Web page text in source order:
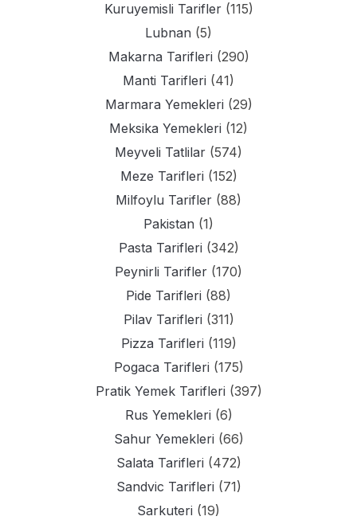
Kuruyemisli Tarifler(115)
Lubnan (5)
Makarna Tarifleri (290)
Manti Tarifleri (41)
Marmara Yemekleri (29)
Meksika Yemekleri (12)
Meyveli Tatlilar (574)
Meze Tarifleri (152)
Milfoylu Tarifler (88)
Pakistan (1)
Pasta Tarifleri (342)
Peynirli Tarifler (170)
Pide Tarifleri (88)
Pilav Tarifleri (311)
Pizza Tarifleri (119)
Pogaca Tarifleri (175)
Pratik Yemek Tarifleri (397)
Rus Yemekleri (6)
Sahur Yemekleri (66)
Salata Tarifleri (472)
Sandvic Tarifleri (71)
Sarkuteri (19)